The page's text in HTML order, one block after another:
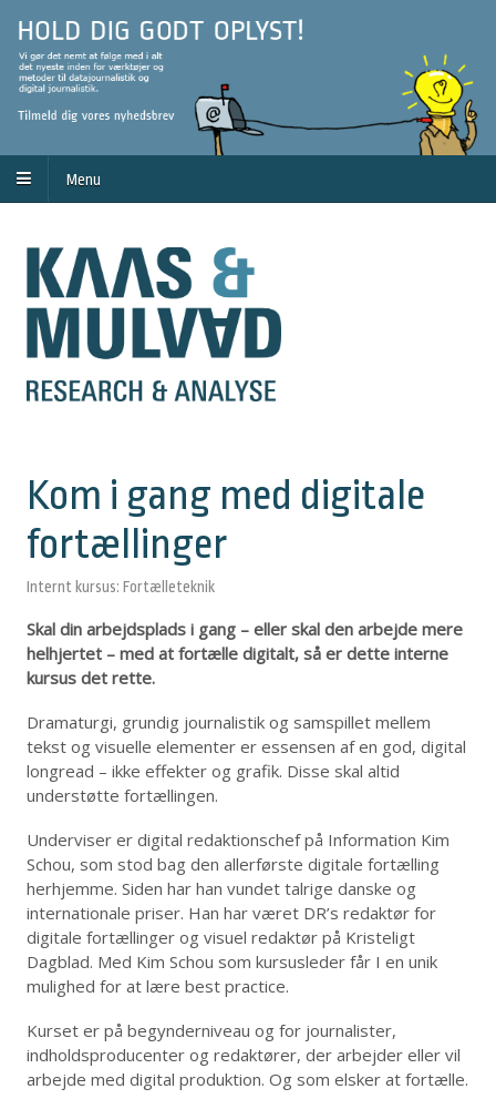
Menu
Kom i gang med digitale
fortællinger
Internt kursus: Fortælleteknik
Skal din arbejdsplads i gang – eller skal den arbejde mere
helhjertet – med at fortælle digitalt, så er dette interne
kursus det rette.
Dramaturgi, grundig journalistik og samspillet mellem
tekst og visuelle elementer er essensen af en god, digital
longread – ikke effekter og grafik. Disse skal altid
understøtte fortællingen.
Underviser er digital redaktionschef på Information Kim
Schou, som stod bag den allerførste digitale fortælling
herhjemme. Siden har han vundet talrige danske og
internationale priser. Han har været DR’s redaktør for
digitale fortællinger og visuel redaktør på Kristeligt
Dagblad. Med Kim Schou som kursusleder får I en unik
mulighed for at lære best practice.
Kurset er på begynderniveau og for journalister,
indholdsproducenter og redaktører, der arbejder eller vil
arbejde med digital produktion. Og som elsker at fortælle.